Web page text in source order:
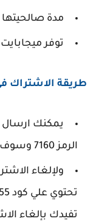
مدة صالحيتها 28 يوم من تاريخ الاشتراك.
توفر
طريقة الاشتراك في
الرمز 7160 وسوف تتلقي رسالة بالاشتراك بنجاح.
تفيدك بإلغاء